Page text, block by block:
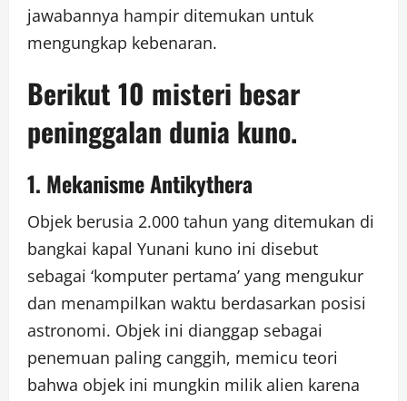
jawabannya hampir ditemukan untuk
mengungkap kebenaran.
Berikut 10 misteri besar
peninggalan dunia kuno.
1. Mekanisme Antikythera
Objek berusia 2.000 tahun yang ditemukan di
bangkai kapal Yunani kuno ini disebut
sebagai ‘komputer pertama’ yang mengukur
dan menampilkan waktu berdasarkan posisi
astronomi. Objek ini dianggap sebagai
penemuan paling canggih, memicu teori
bahwa objek ini mungkin milik alien karena